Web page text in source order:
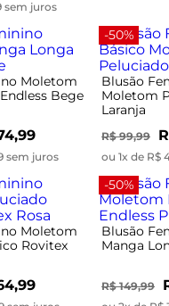
sem juros
Moletom
Bege
sem juros
-50%
Blusão
Moletom
Laranja
R$ 99,99
ou 1x de R$
Moletom
Rovitex
-50%
Blusão
Manga
R$ 149,99